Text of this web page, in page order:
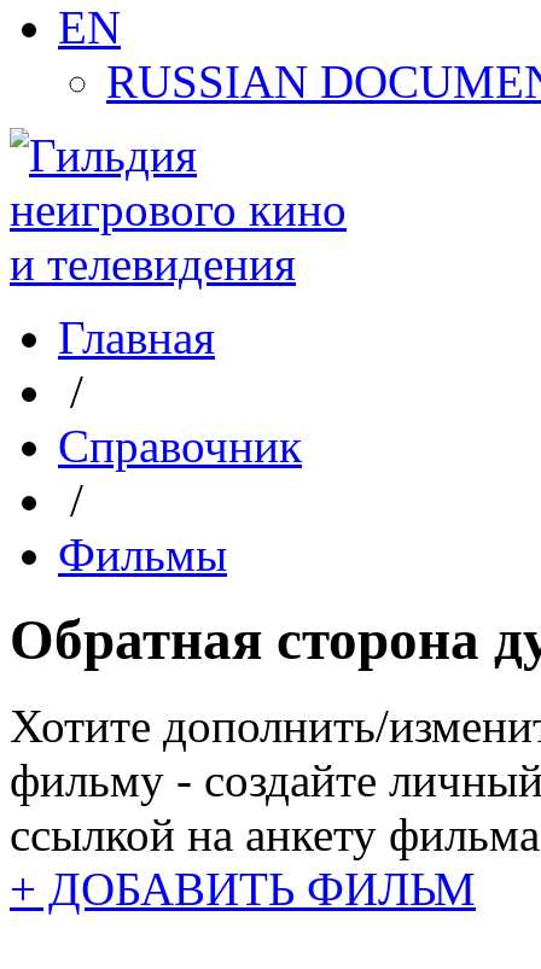
EN
RUSSIAN
Главная
/
Справочник
/
Фильмы
Обратная сторона
Хотите дополнить/
фильму - создайте
ссылкой на анкету
+ ДОБАВИТЬ ФИЛЬМ